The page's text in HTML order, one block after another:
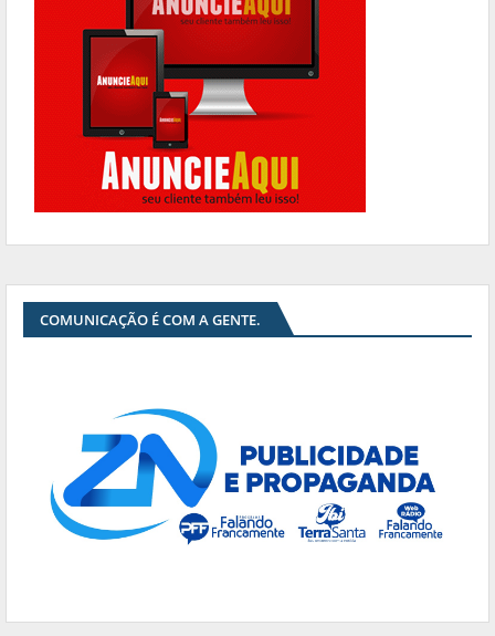
COMUNICAÇÃO É COM A GENTE.